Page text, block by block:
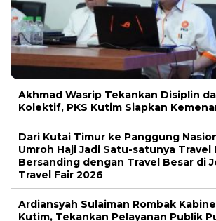
Akhmad Wasrip Tekankan Disiplin
Kolektif, PKS Kutim Siapkan
Dari Kutai Timur ke Panggung
Umroh Haji Jadi Satu-satunya Travel
Bersanding dengan Travel Besar di
Travel Fair 2026
Ardiansyah Sulaiman Rombak
Kutim, Tekankan Pelayanan Publik